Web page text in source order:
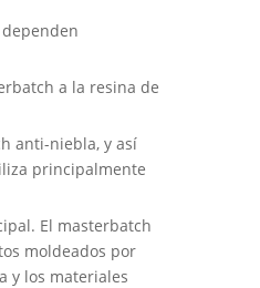
a la resina de
anti-niebla, y así
principalmente
El masterbatch
moldeados por
y los materiales